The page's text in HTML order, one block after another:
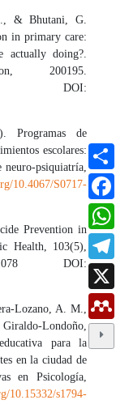
& Bhutani, G.
in primary care:
actually doing?.
200195.
Programas de
escolares:
neuro-psiquiatría,
10.4067/S0717-
Prevention in
Health, 103(5),
DOI:
Lozano, A. M.,
Londoño,
para la
en la ciudad de
en Psicología,
10.15332/s1794-